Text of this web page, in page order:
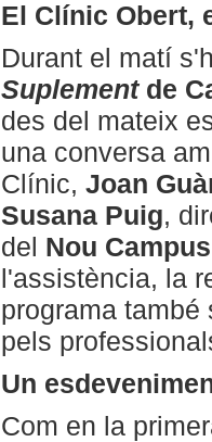
El Clínic Obert,
Durant el matí
Suplementde
des del mateix
una conversa
Clínic, Joan
Susana Puig,
del Nou
l'assistència, la
programa
pels
Un
Com en la